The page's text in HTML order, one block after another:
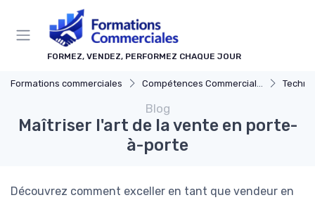
FORMEZ, VENDEZ, PERFORMEZ CHAQUE JOUR
Formations commerciales Compétences Commerciales Clés
Blog
Maîtriser l'art de la vente en porte-
à-porte
Découvrez comment exceller en tant que vendeur en
Panneau de gestion des cookies